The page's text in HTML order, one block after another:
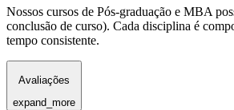
Nossos cursos de Pós-graduação e MBA
conclusão de curso). Cada disciplina é
tempo consistente.
Avaliações
expand_more